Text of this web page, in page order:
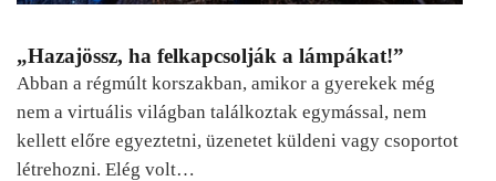
„Hazajössz, ha felkapcsolják a lámpákat!”
Abban a régmúlt korszakban, amikor a gyerekek még
nem a virtuális világban találkoztak egymással, nem
kellett előre egyeztetni, üzenetet küldeni vagy csoportot
létrehozni. Elég volt…